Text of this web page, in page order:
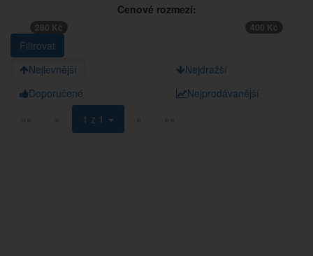
Cenové rozmezí:
280 Kč 400 Kč
Nejlevnější
Nejdražší
Doporučené
Nejprodávanější
««
« 1 z 1 » »»